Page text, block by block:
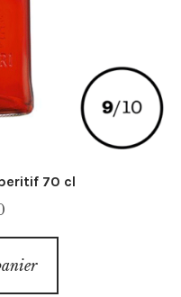
70 cl